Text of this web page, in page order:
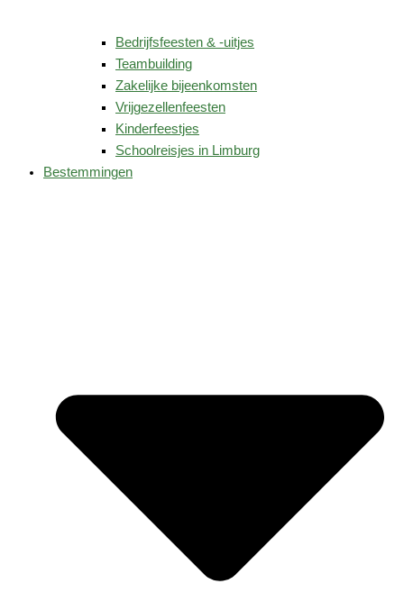
Bedrijfsfeesten & -uitjes
Teambuilding
Zakelijke bijeenkomsten
Vrijgezellenfeesten
Kinderfeestjes
Schoolreisjes in Limburg
Bestemmingen